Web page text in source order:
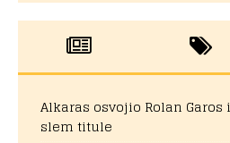
Alkaras osvojio Rolan Garos
slem titule